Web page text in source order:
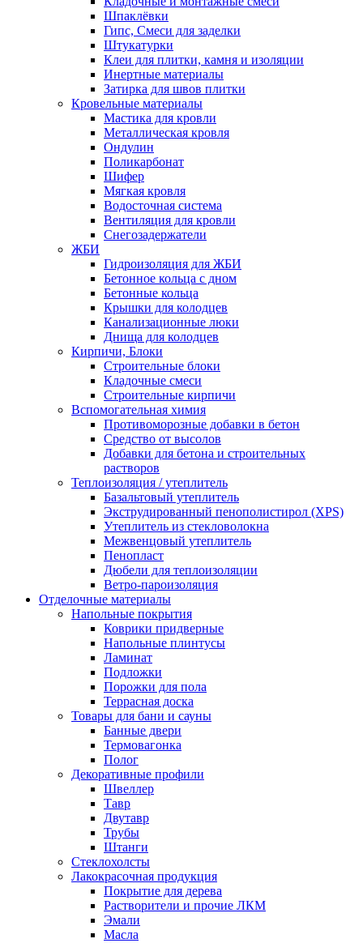
Шпаклёвки
Гипс, Смеси для заделки
Штукатурки
Клеи для плитки, камня и изоляции
Инертные материалы
Затирка для швов плитки
Кровельные материалы
Мастика для кровли
Металлическая кровля
Ондулин
Поликарбонат
Шифер
Мягкая кровля
Водосточная система
Вентиляция для кровли
Снегозадержатели
ЖБИ
Гидроизоляция для ЖБИ
Бетонное кольца с дном
Бетонные кольца
Крышки для колодцев
Канализационные люки
Днища для колодцев
Кирпичи, Блоки
Строительные блоки
Кладочные смеси
Строительные кирпичи
Вспомогательная химия
Противоморозные добавки в бетон
Средство от высолов
Добавки для бетона и строительных
растворов
Теплоизоляция / утеплитель
Базальтовый утеплитель
Экструдированный пенополистирол (XPS)
Утеплитель из стекловолокна
Межвенцовый утеплитель
Пенопласт
Дюбели для теплоизоляции
Ветро-пароизоляция
Отделочные материалы
Напольные покрытия
Коврики придверные
Напольные плинтусы
Ламинат
Подложки
Порожки для пола
Террасная доска
Товары для бани и сауны
Банные двери
Термовагонка
Полог
Декоративные профили
Швеллер
Тавр
Двутавр
Трубы
Штанги
Стеклохолсты
Лакокрасочная продукция
Покрытие для дерева
Растворители и прочие ЛКМ
Эмали
Масла